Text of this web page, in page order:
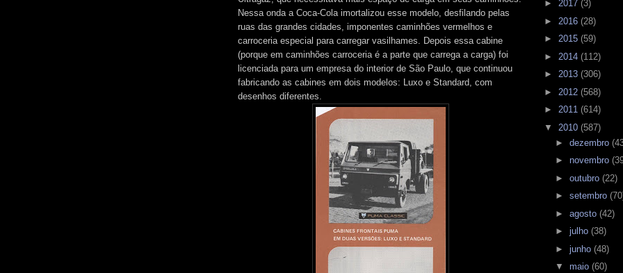
Nessa onda a Coca-Cola imortalizou esse modelo, desfilando pelas
ruas das grandes cidades, imponentes caminhões vermelhos e
carroceria especial para carregar vasilhames. Depois essa cabine
(porque em caminhões carroceria é a parte que carrega a carga) foi
licenciada para um empresa do interior de São Paulo, que continuou
fabricando as cabines em dois modelos: Luxo e Standard, com
desenhos diferentes.
► 2017 (3)
► 2016 (28)
► 2015 (59)
► 2014 (112)
► 2013 (306)
► 2012 (568)
► 2011 (614)
▼ 2010 (587)
► dezembro
► novembro
► outubro (22)
► setembro
► agosto (42)
► julho (38)
► junho (48)
▼ maio (60)